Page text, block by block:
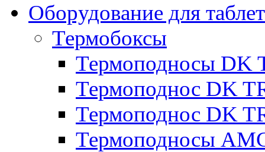
Оборудование для
Термобоксы
Термоподносы DK
Термоподнос DK
Термоподнос DK
Термоподносы